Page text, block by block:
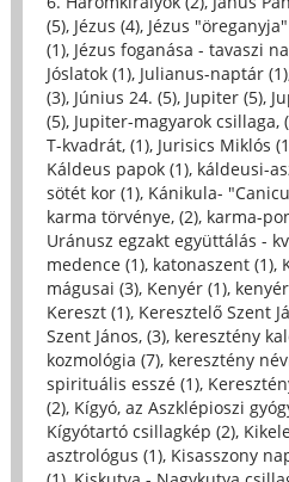
(5), Jézus (4), Jézus
(1), Jézus foganása - tavaszi
Jóslatok (1), Julianus-naptár (1)
(3), Június 24. (5), Jupiter (5),
(5), Jupiter-magyarok csillaga,
T-kvadrát, (1), Jurisics Miklós
Káldeus papok (1), káldeusi-
sötét kor (1), Kánikula-
karma törvénye, (2), karma-
Uránusz egzakt együttálás -
medence (1), katonaszent (1),
mágusai (3), Kenyér (1),
Kereszt (1), Keresztelő Szent
Szent János, (3), keresztény
kozmológia (7), keresztény
spirituális esszé (1),
(2), Kígyó, az Aszklépioszi
Kígyótartó csillagkép (2),
asztrológus (1), Kisasszony